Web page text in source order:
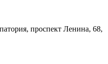
проспект Ленина, 68,